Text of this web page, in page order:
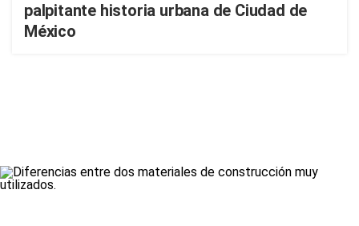
palpitante historia urbana de Ciudad de
México